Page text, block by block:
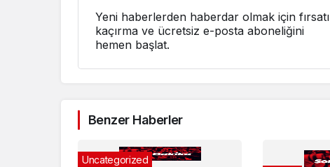
Yeni haberlerden haberdar olmak için fırsatı
kaçırma ve ücretsiz e-posta aboneliğini
hemen başlat.
Benzer Haberler
Uncategorized